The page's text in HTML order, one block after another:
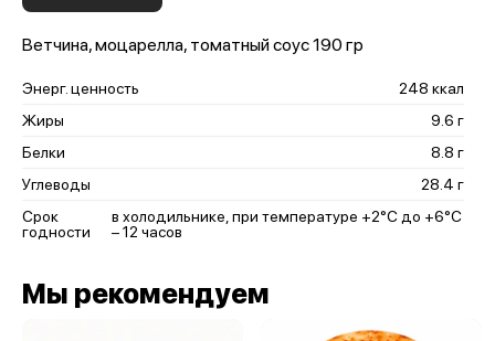
Ветчина, моцарелла, томатный соус 190 гр
Энерг. ценность
248 ккал
Жиры
9.6 г
Белки
8.8 г
Углеводы
28.4 г
Срок
годности
в холодильнике, при температуре +2°C до +6°C
– 12 часов
Мы рекомендуем